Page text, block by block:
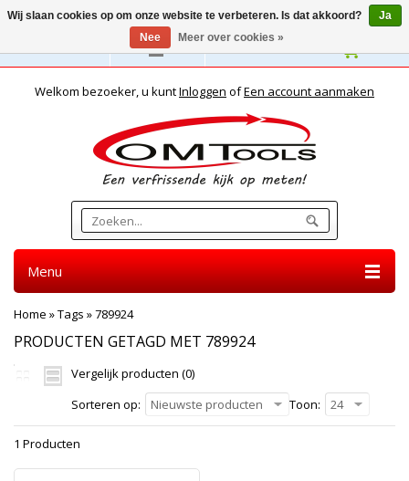
Nederlands
Welkom bezoeker, u kuntInloggen ofEen account aanmaken
Menu
Home »Tags »789924
PRODUCTEN GETAGD MET 789924
Vergelijk producten (0)
Sorteren op:
Nieuwste producten Toon: 24
1 Producten
Wij slaan cookies op om onze website te verbeteren. Is dat akkoord?
Ja
Nee
Meer over cookies »